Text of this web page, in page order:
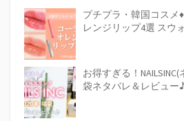
プチプラ・韓国コスメ
レンジリップ4選 スウ
お得すぎる！
袋ネタバレ＆レビュー